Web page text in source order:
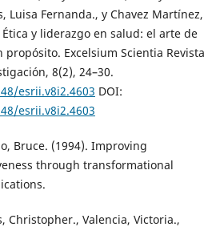
Luisa Fernanda., y Chavez Martínez,
Ética y liderazgo en salud: el arte de
Excelsium Scientia Revista
8(2), 24–30.
esrii.v8i2.4603 DOI:
esrii.v8i2.4603
Bruce. (1994). Improving
through transformational
Christopher., Valencia, Victoria.,